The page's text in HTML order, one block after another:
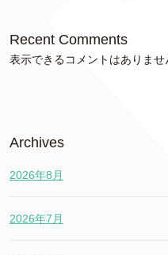
Recent Comments
表示できるコメントはありませ
Archives
2026年8月
2026年7月